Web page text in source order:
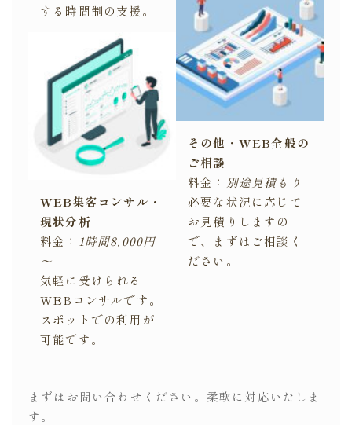
する時間制の支援。
WEB集客コンサル・
現状分析
料金： 1時間8,000円
～
気軽に受けられる
WEBコンサルです。
スポットでの利用が
可能です。
その他 ・ WEB全般の
ご相談
料金： 別途見積もり
必要な状況に応じて
お見積りしますの
で、まずはご相談く
ださい。
まずはお問い合わせください。柔軟に対応いたしま
す。